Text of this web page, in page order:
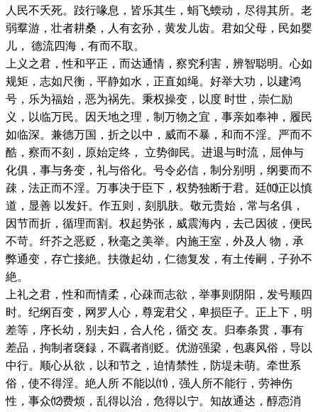
人民不夭死。跂行喙息，皆乐其生，蜎飞蝡动，尽得其所。老
弱羣游，壮者耕桑，人有玄孙，黄发儿齿。君如父母，民如婴
儿， 德流四海，有而不取。
上义之君，性和平正，而达通情，察究利害，辨智聪明。心如
规矩，志如尺衡，平静如水，正直如绳。好举大功，以建鸿
号，乐为福始，恶为祸先。秉权操变，以度 时世，崇仁励
义，以临万民。因天地之理，制万物之宜，事亲如奉神，履民
如临深。兼德万国，折之以中，威而不暴，和而不淫。严而不
酷，察而不刻，原始定终， 立势御民。进退与时流，屈伸与
化俱，事与务变，礼与俗化。号令必信，制分别明，纲要而不
疎，法正而不淫。万事决于臣下，权势独断于君。廷⑽正以慎
道，显善 以发奸。作五则，刻肌肤。敬元贵始，常与名俱，
因节而折，循理而割。权起势张，威震海内，去己因彼，便民
不苛。纤芥之恶贬，秋毫之美举。内施王室，外及人 物，承
弊通变，存亡接絶。扶微起幼，仁德复发，有土传嗣，子孙不
絶。
上礼之君，性和而情柔，心疎而志欲，举事则阴阳，发号顺四
时。纪纲百变，网罗人心，尊宠君父，卑损臣子。正上下，明
差等，序长幼，别夫妇，合人伦，循交 友。归奉条贯，事有
差品，拘制者襃録，不覊者削贬。优游强梁，包裹风俗，导以
中行。顺心从欲，以和节之，迫情禁性，防堤未萌。牵世系
俗，使不得淫。絶人所 不能以⑾，强人所不能行，劳神伤
性，事众⑿费烦，乱得以治，危得以宁。知故通达，醇悫消